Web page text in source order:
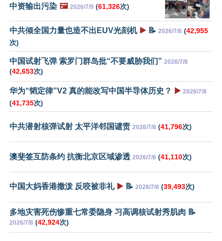
中资输出污染 🖼️ 2026/7/9 (61,326次)
中共倾全国力量也造不出EUV光刻机 ▶️ 📝 2026/7/8 (42,955
次)
中国试射飞弹 索罗门群岛批“不要威胁我们” 2026/7/8
(42,653次)
华为“韬定律”V2 真的能改写中国半导体历史？ ▶️ 2026/7/8
(41,735次)
中共潜射核弹试射 太平洋邻国谴责 2026/7/8 (41,796次)
澳斐签互防条约 抗衡北京区域渗透 2026/7/8 (41,110次)
中国大妈香港撒泼 反咬被非礼 ▶️ 📝 2026/7/8 (39,493次)
多地灾害死伤惨重七常委隐身 习高调核试射秀肌肉 📝
2026/7/8 (42,924次)